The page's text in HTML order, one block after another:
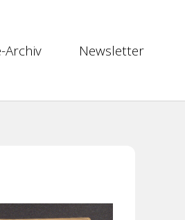
Archiv Newsletter